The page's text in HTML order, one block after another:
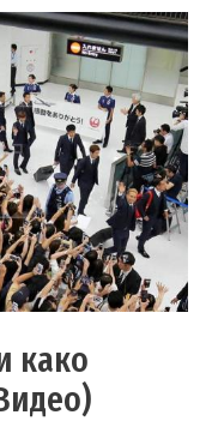
како